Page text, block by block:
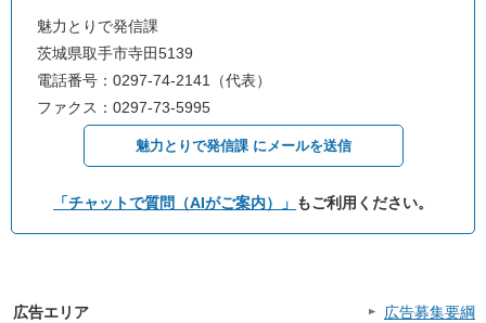
魅力とりで発信課
茨城県取手市寺田5139
電話番号：0297-74-2141（代表）
ファクス：0297-73-5995
魅力とりで発信課 にメールを送信
「チャットで質問（AIがご案内）」 もご利用ください。
広告エリア 広告募集要綱